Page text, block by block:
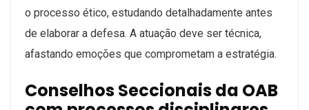
o processo ético, estudando detalhadamente antes
de elaborar a defesa. A atuação deve ser técnica,
afastando emoções que comprometam a estratégia.
Conselhos Seccionais da OAB